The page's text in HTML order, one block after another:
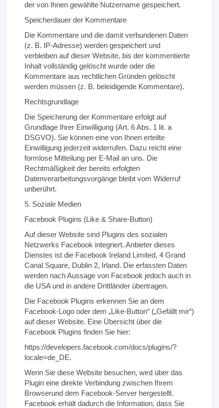
der von Ihnen gewählte Nutzername gespeichert.
Speicherdauer der Kommentare
Die Kommentare und die damit verbundenen Daten
(z. B. IP-Adresse) werden gespeichert und
verbleiben auf dieser Website, bis der kommentierte
Inhalt vollständig gelöscht wurde oder die
Kommentare aus rechtlichen Gründen gelöscht
werden müssen (z. B. beleidigende Kommentare).
Rechtsgrundlage
Die Speicherung der Kommentare erfolgt auf
Grundlage Ihrer Einwilligung (Art. 6 Abs. 1 lit. a
DSGVO). Sie können eine von Ihnen erteilte
Einwilligung jederzeit widerrufen. Dazu reicht eine
formlose Mitteilung per E-Mail an uns. Die
Rechtmäßigkeit der bereits erfolgten
Datenverarbeitungsvorgänge bleibt vom Widerruf
unberührt.
5. Soziale Medien
Facebook Plugins (Like & Share-Button)
Auf dieser Website sind Plugins des sozialen
Netzwerks Facebook integriert. Anbieter dieses
Dienstes ist die Facebook Ireland Limited, 4 Grand
Canal Square, Dublin 2, Irland. Die erfassten Daten
werden nach Aussage von Facebook jedoch auch in
die USA und in andere Drittländer übertragen.
Die Facebook Plugins erkennen Sie an dem
Facebook-Logo oder dem „Like-Button“ („Gefällt mir“)
auf dieser Website. Eine Übersicht über die
Facebook Plugins finden Sie hier:
https://developers.facebook.com/docs/plugins/?
locale=de_DE.
Wenn Sie diese Website besuchen, wird über das
Plugin eine direkte Verbindung zwischen Ihrem
Browserund dem Facebook-Server hergestellt.
Facebook erhält dadurch die Information, dass Sie